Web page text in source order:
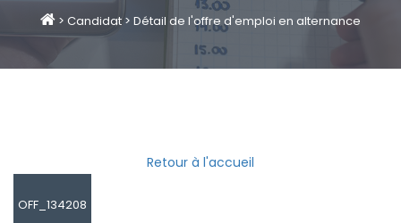
> Candidat > Détail de l'offre d'emploi en alternance
Retour à l'accueil
OFF_134208